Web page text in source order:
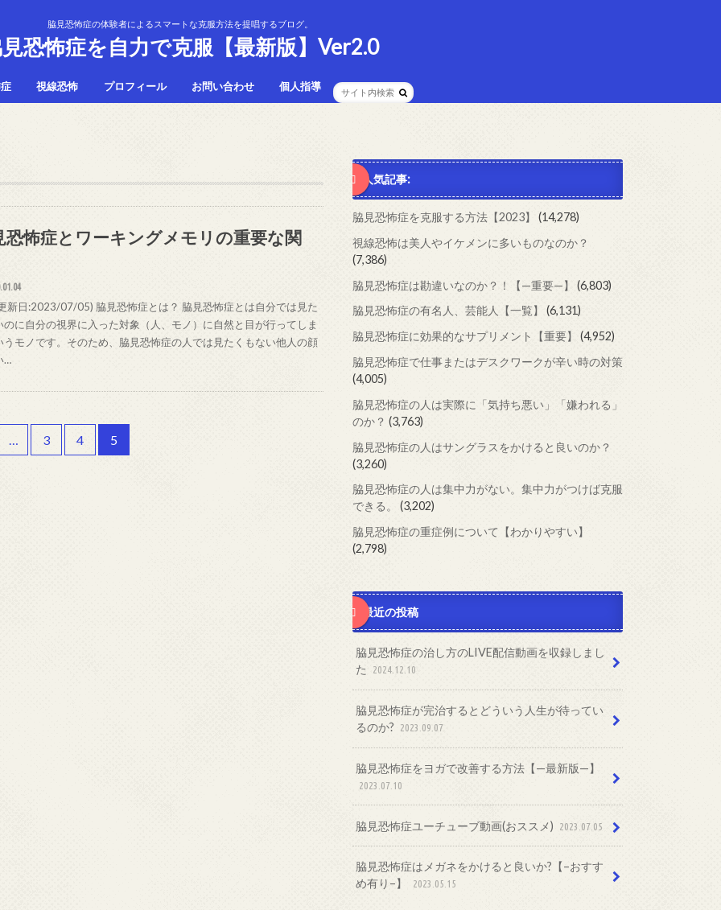
脇見恐怖症の体験者によるスマートな克服方法を提唱するブログ。
恐怖症を自力で克服【最新版】Ver2.0
視線恐怖 プロフィール お問い合わせ 個人指導
恐怖症とワーキングメモリの重要な関
新日:2023/07/05) 脇見恐怖症とは？ 脇見恐怖症とは自分では見た
のに自分の視界に入った対象（人、モノ）に自然と目が行ってしま
うモノです。そのため、脇見恐怖症の人では見たくもない他人の顔
…
3 4 5
人気記事:
脇見恐怖症を克服する方法【2023】
(14,278)
視線恐怖は美人やイケメンに多いものなのか？
(7,386)
脇見恐怖症は勘違いなのか？！【—重要—】
(6,803)
脇見恐怖症の有名人、芸能人【一覧】
(6,131)
脇見恐怖症に効果的なサプリメント【重要】
(4,952)
脇見恐怖症で仕事またはデスクワークが辛い時の対策
(4,005)
脇見恐怖症の人は実際に「気持ち悪い」「嫌われる」
のか？ (3,763)
脇見恐怖症の人はサングラスをかけると良いのか？
(3,260)
脇見恐怖症の人は集中力がない。集中力がつけば克服
できる。
(3,202)
脇見恐怖症の重症例について【わかりやすい】
(2,798)
最近の投稿
脇見恐怖症の治し方のLIVE配信動画を収録しまし
た
2024.12.10
脇見恐怖症が完治するとどういう人生が待ってい
るのか?
2023.09.07
脇見恐怖症をヨガで改善する方法【—最新版—】
2023.07.10
脇見恐怖症ユーチューブ動画(おススメ) 2023.07.05
脇見恐怖症はメガネをかけると良いか?【–おすす
め有り–】
2023.05.15